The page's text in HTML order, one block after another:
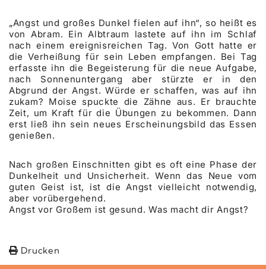
„Angst und großes Dunkel fielen auf ihn“, so heißt es
von Abram. Ein Albtraum lastete auf ihn im Schlaf
nach einem ereignisreichen Tag. Von Gott hatte er
die Verheißung für sein Leben empfangen. Bei Tag
erfasste ihn die Begeisterung für die neue Aufgabe,
nach Sonnenuntergang aber stürzte er in den
Abgrund der Angst. Würde er schaffen, was auf ihn
zukam? Moise spuckte die Zähne aus. Er brauchte
Zeit, um Kraft für die Übungen zu bekommen. Dann
erst ließ ihn sein neues Erscheinungsbild das Essen
genießen.
Nach großen Einschnitten gibt es oft eine Phase der
Dunkelheit und Unsicherheit. Wenn das Neue vom
guten Geist ist, ist die Angst vielleicht notwendig,
aber vorübergehend.
Angst vor Großem ist gesund. Was macht dir Angst?
Drucken